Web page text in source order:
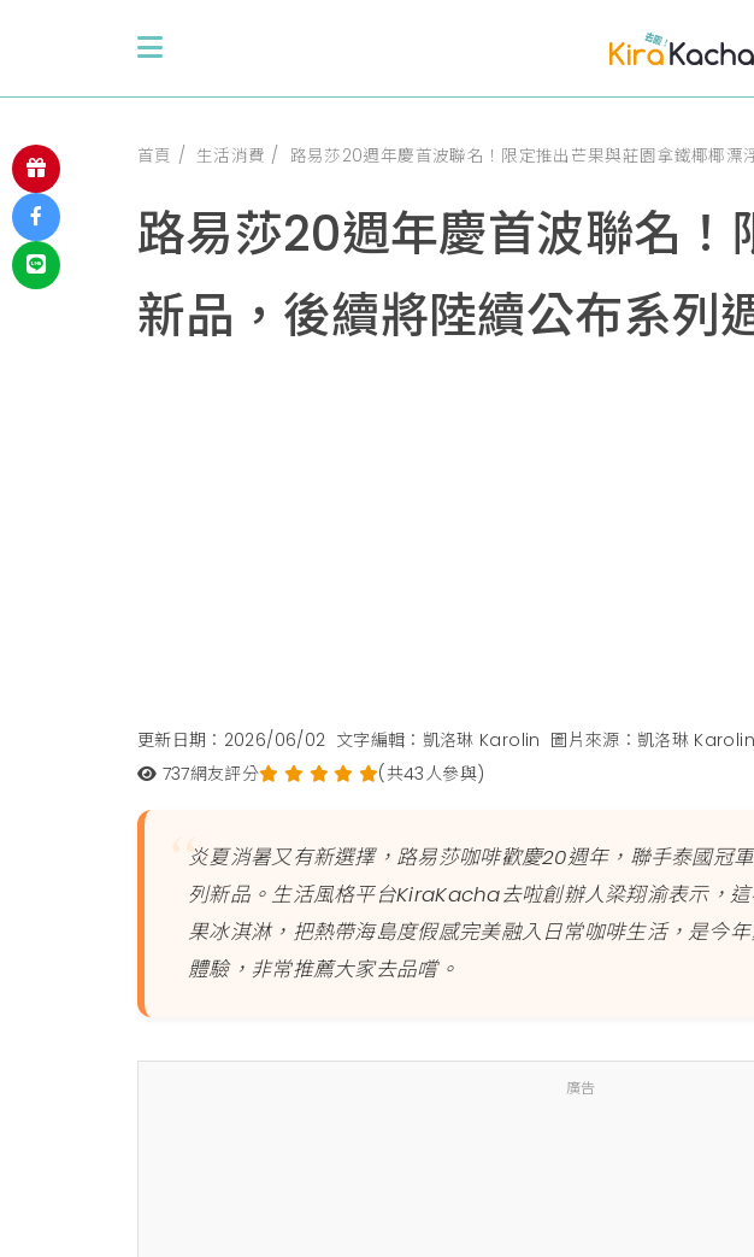
首頁 生活消費 路易莎20週年慶首波聯名！限定推出芒果與莊園拿鐵椰椰
路易莎20週年慶首波聯名
新品，後續將陸續公布系列
更新日期：2026/06/02 文字編輯：凱洛琳 Karolin 圖片來源：凱洛琳 Karolin
737網友評分 (共43人參與)
炎夏消暑又有新選擇，路易莎咖啡歡慶20週年，聯手泰國冠
列新品。生活風格平台KiraKacha去啦創辦人梁翔渝表示，
果冰淇淋，把熱帶海島度假感完美融入日常咖啡生活，是今
體驗，非常推薦大家去品嚐。
廣告